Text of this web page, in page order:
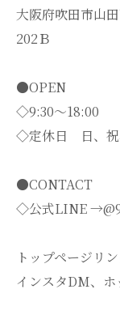
大阪府吹田市山
202Ｂ
●OPEN
◇9:30～18:00
◇定休日 日、祝
●CONTACT
◇公式LINE
トップページリ
インスタDM、ホ